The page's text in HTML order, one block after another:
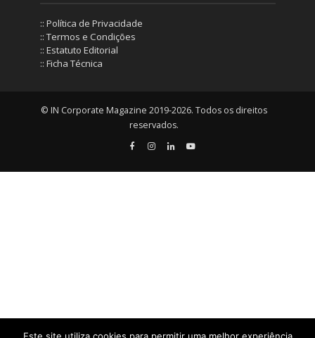
:: Política de Privacidade
:: Termos e Condições
:: Estatuto Editorial
:: Ficha Técnica
© IN Corporate Magazine 2019-2026. Todos os direitos
reservados.